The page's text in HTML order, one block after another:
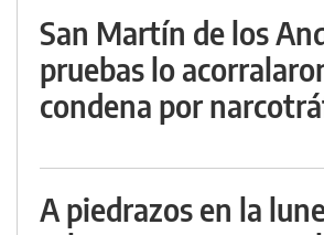
San Martín de los
pruebas lo
condena por
A piedrazos en la